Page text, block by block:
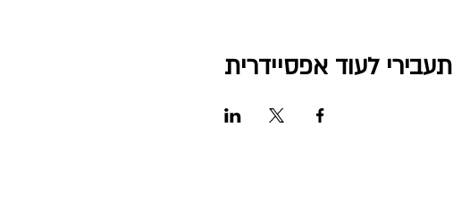
תעבירי לעוד אפסיידרית